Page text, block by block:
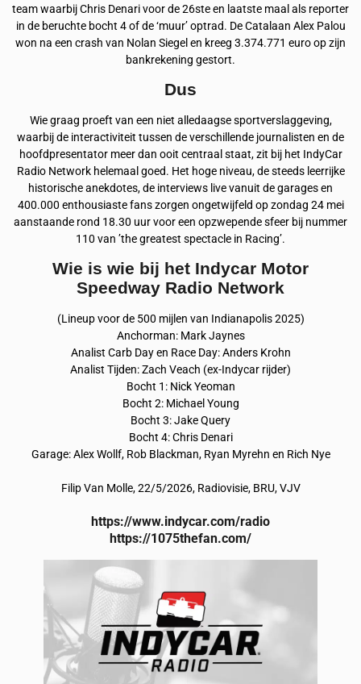
team waarbij Chris Denari voor de 26ste en laatste maal als reporter
in de beruchte bocht 4 of de ‘muur’ optrad. De Catalaan Alex Palou
won na een crash van Nolan Siegel en kreeg 3.374.771 euro op zijn
bankrekening gestort.
Dus
Wie graag proeft van een niet alledaagse sportverslaggeving,
waarbij de interactiviteit tussen de verschillende journalisten en de
hoofdpresentator meer dan ooit centraal staat, zit bij het IndyCar
Radio Network helemaal goed. Het hoge niveau, de steeds leerrijke
historische anekdotes, de interviews live vanuit de garages en
400.000 enthousiaste fans zorgen ongetwijfeld op zondag 24 mei
aanstaande rond 18.30 uur voor een opzwepende sfeer bij nummer
110 van ’the greatest spectacle in Racing’.
Wie is wie bij het Indycar Motor
Speedway Radio Network
(Lineup voor de 500 mijlen van Indianapolis 2025)
Anchorman: Mark Jaynes
Analist Carb Day en Race Day: Anders Krohn
Analist Tijden: Zach Veach (ex-Indycar rijder)
Bocht 1: Nick Yeoman
Bocht 2: Michael Young
Bocht 3: Jake Query
Bocht 4: Chris Denari
Garage: Alex Wollf, Rob Blackman, Ryan Myrehn en Rich Nye
Filip Van Molle, 22/5/2026, Radiovisie, BRU, VJV
https://www.indycar.com/radio
https://1075thefan.com/